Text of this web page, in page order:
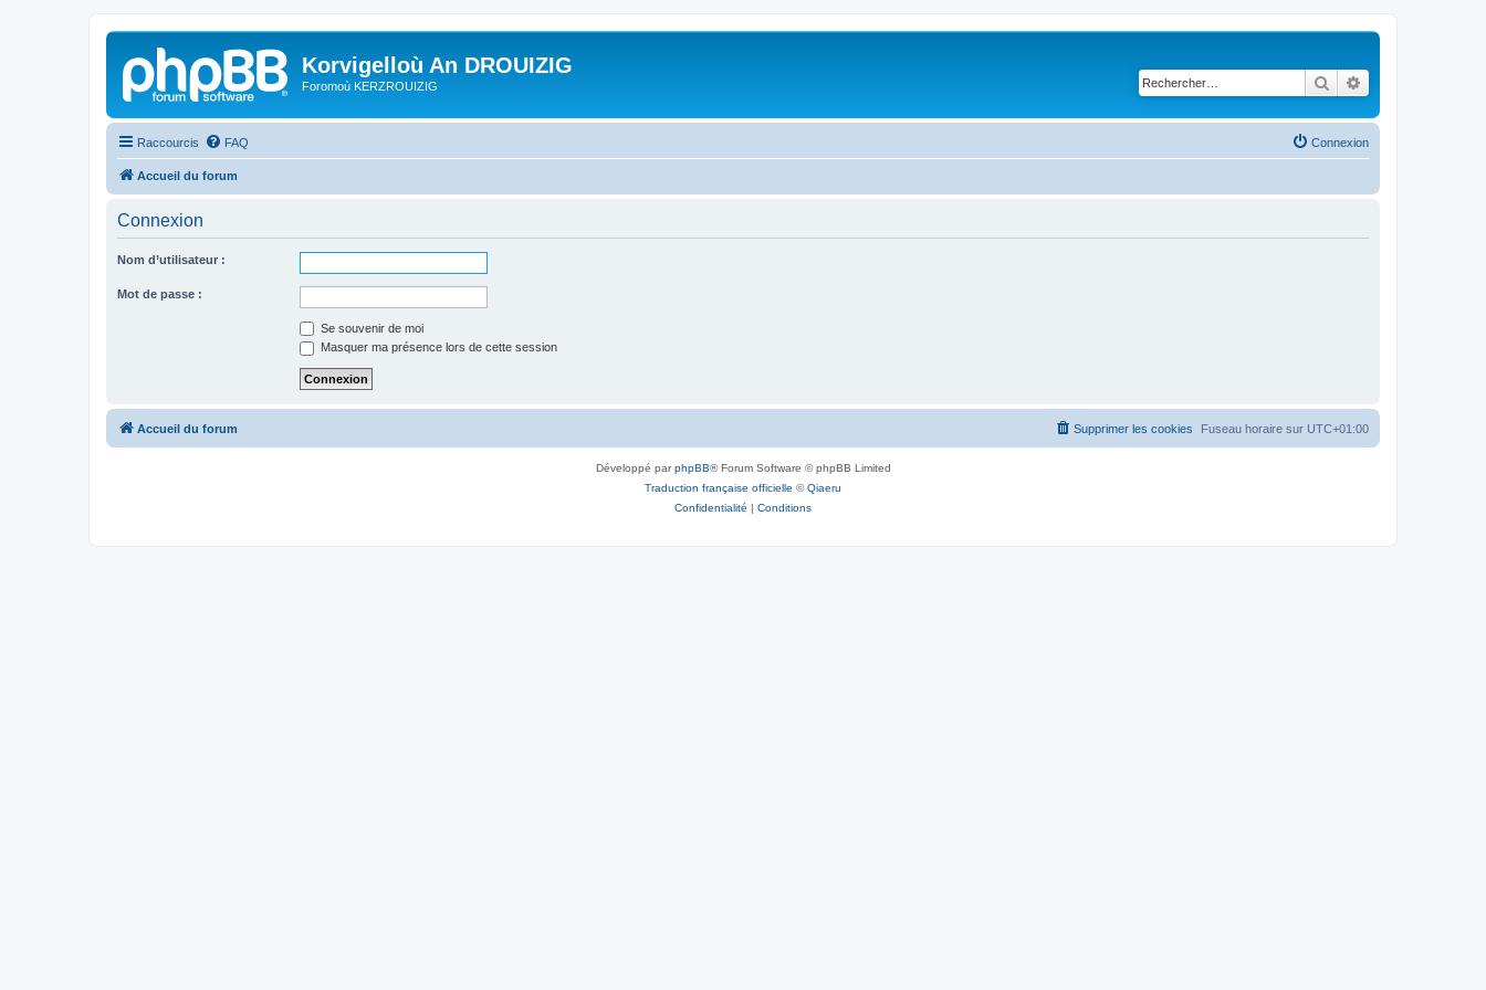
Korvigelloù An DROUIZIG
Foromoù KERZROUIZIG Rechercher
Raccourcis FAQ Connexion
Accueil du forum
Connexion
Nom d’utilisateur :
Mot de passe :
Se souvenir de moi
Masquer ma présence lors de cette session
Accueil du forum Fuseau horaire sur UTC+01:00
Supprimer les cookies
Développé parphpBB® Forum Software © phpBB Limited
Traduction française officielle ©Qiaeru
Confidentialité | Conditions